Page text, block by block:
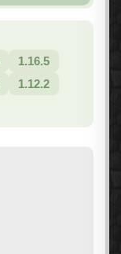
1.16.5
1.12.2